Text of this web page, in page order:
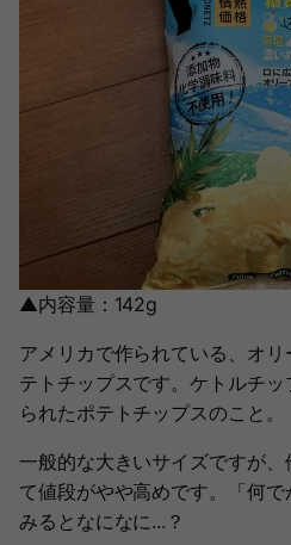
▲内容量：142g
アメリカで作られている、オ
テトチップスです。ケトルチ
られたポテトチップスのこと。
一般的な大きいサイズですが
て値段がやや高めです。「何
みるとなになに...？